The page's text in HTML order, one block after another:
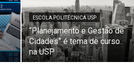
ESCOLA POLITÉCNICA USP
“Planejamento e Gestão de
Cidades” é tema de curso
na USP